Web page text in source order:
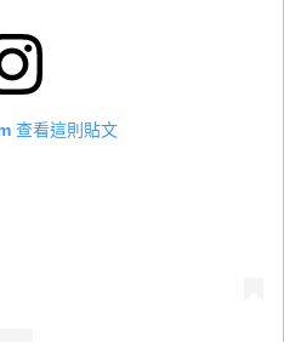
查看這則貼文